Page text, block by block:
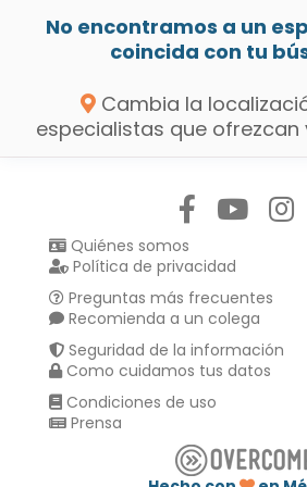
No encontramos a un
coincida con tu
Cambia la
especialistas que ofrezcan
Quiénes somos
Política de privacidad
Preguntas más frecuentes
Recomienda a un colega
Seguridad de la información
Como cuidamos tus datos
Condiciones de uso
Prensa